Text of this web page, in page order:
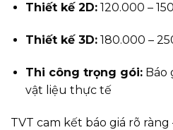
Thiết kế 2D:120.000 –
Thiết kế 3D:180.000 –
Thi công trọng gói:Báo
vật liệu thực tế
TVT cam kết báo giá rõ